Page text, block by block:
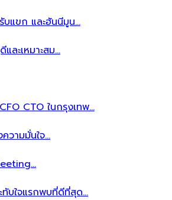
บแขก และฮันนีมูน…
ละเหมาะสม…
CTO ในกรุงเทพ…
วามมั่นใจ…
ทับใจแรกพบที่ดีที่สุด…